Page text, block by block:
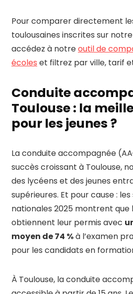
Pour comparer directement
toulousaines inscrites sur
accédez à notreoutil de
écoles et filtrez par ville, tarif
Conduite
Toulouse : la
pour les jeunes ?
La conduite accompagnée
succès croissant à Toulouse,
des lycéens et des jeunes
supérieures. Et pour cause :
nationales 2025 montrent que
obtiennent leur permis avec
moyen de 74 %à l’examen
pour les candidats en
À Toulouse, la conduite